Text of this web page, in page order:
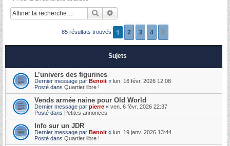
Rechercher
85 résultats trouvés 1 2 3 4
Sujets
L’univers des figurines
Dernier message par Benoit « lun. 16 févr. 2026 12:08
Posté dans Quartier libre !
Vends armée naine pour Old World
Dernier message par pierre « ven. 6 févr. 2026 22:37
Posté dans Petites annonces
Info sur un JDR
Dernier message par Benoit « lun. 19 janv. 2026 13:44
Posté dans Quartier libre !